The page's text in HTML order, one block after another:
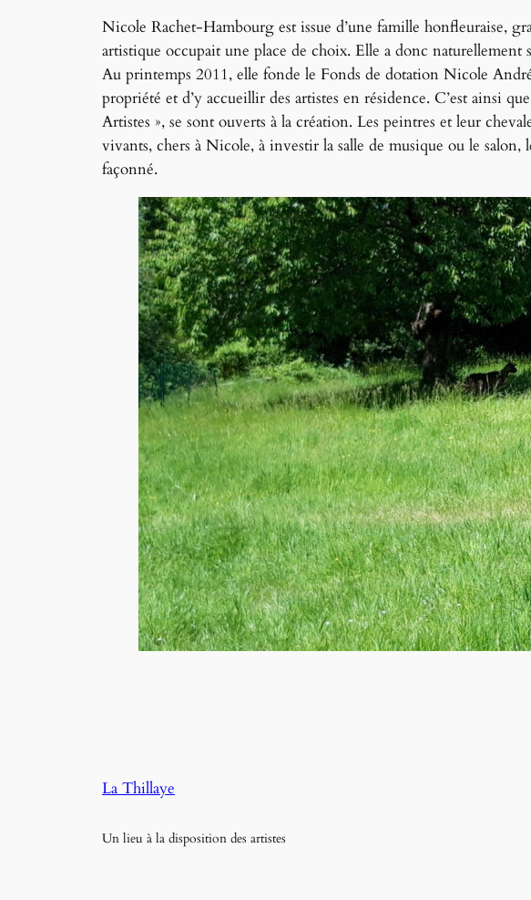
Nicole Rachet-Hambourg est issue d’une famille honfleuraise,
artistique occupait une place de choix. Elle a donc naturellement
Au printemps 2011, elle fonde le Fonds de dotation Nicole
propriété et d’y accueillir des artistes en résidence. C’est ainsi
Artistes », se sont ouverts à la création. Les peintres et leur
vivants, chers à Nicole, à investir la salle de musique ou le
façonné.
La Thillaye
Un lieu à la disposition des artistes